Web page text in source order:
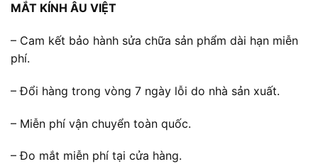
MẮT KÍNH ÂU VIỆT
– Cam kết bảo hành sửa chữa sản phẩm dài hạn miễn
phí.
– Đổi hàng trong vòng 7 ngày lỗi do nhà sản xuất.
– Miễn phí vận chuyển toàn quốc.
– Đo mắt miễn phí tại cửa hàng.